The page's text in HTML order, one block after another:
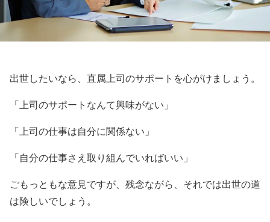
出世したいなら、直属上司のサポートを心がけましょう。
「上司のサポートなんて興味がない」
「上司の仕事は自分に関係ない」
「自分の仕事さえ取り組んでいればいい」
ごもっともな意見ですが、残念ながら、それでは出世の道
は険しいでしょう。